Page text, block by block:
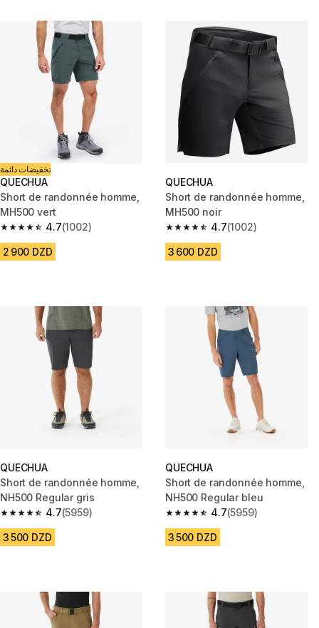
تخفيضات دائمة
QUECHUA
Short de randonnée homme,
MH500 vert
4.7
4.7 out of 5 stars from 1002 reviews
(1002)
2 900 DZD
QUECHUA
Short de randonnée homme,
MH500 noir
4.7
4.7 out of 5 stars from 1002
(1002)
3 600 DZD
QUECHUA
Short de randonnée homme,
NH500 Regular gris
4.7
4.7 out of 5 stars from 5959 reviews
(5959)
3 500 DZD
QUECHUA
Short de randonnée homme,
NH500 Regular bleu
4.7
4.7 out of 5 stars from 5959
(5959)
3 500 DZD